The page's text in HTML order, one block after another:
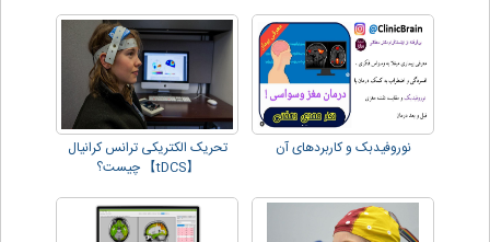
نوروفیدبک و کاربردهای آن
تحریک الکتریکی ترانس کرانیال
【tDCS】 چیست؟